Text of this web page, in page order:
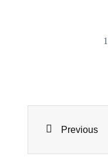
1
Previous